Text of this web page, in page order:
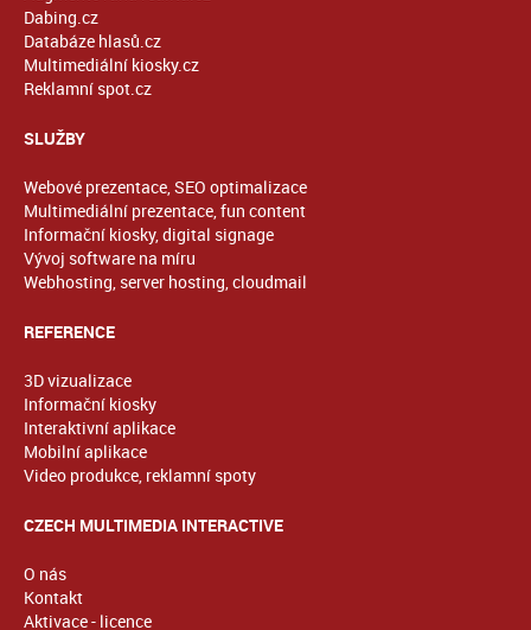
Dabing.cz
Databáze hlasů.cz
Multimediální kiosky.cz
Reklamní spot.cz
SLUŽBY
Webové prezentace, SEO optimalizace
Multimediální prezentace, fun content
Informační kiosky, digital signage
Vývoj software na míru
Webhosting, server hosting, cloudmail
REFERENCE
3D vizualizace
Informační kiosky
Interaktivní aplikace
Mobilní aplikace
Video produkce, reklamní spoty
CZECH MULTIMEDIA INTERACTIVE
O nás
Kontakt
Aktivace - licence